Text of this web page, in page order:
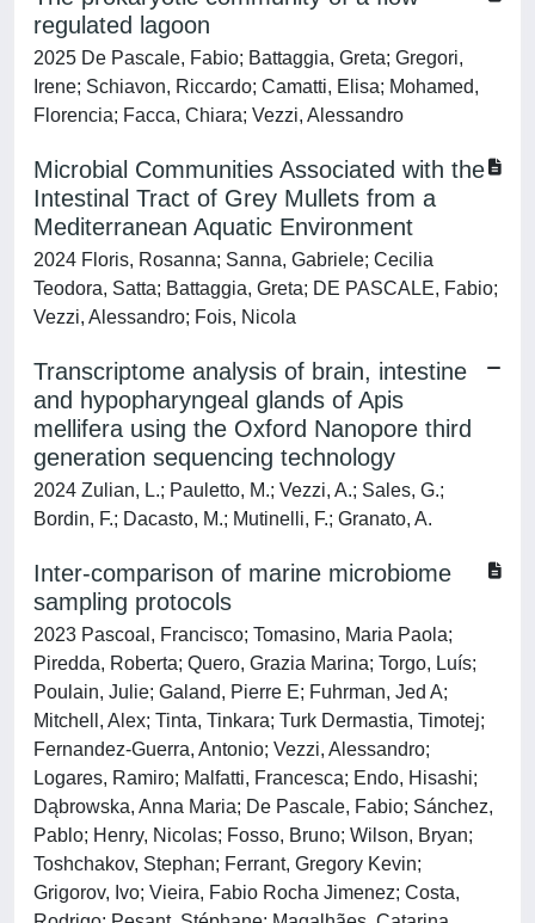
regulated lagoon
2025 De Pascale, Fabio; Battaggia, Greta; Gregori,
Irene; Schiavon, Riccardo; Camatti, Elisa; Mohamed,
Florencia; Facca, Chiara; Vezzi, Alessandro
Microbial Communities Associated with the
Intestinal Tract of Grey Mullets from a
Mediterranean Aquatic Environment
2024 Floris, Rosanna; Sanna, Gabriele; Cecilia
Teodora, Satta; Battaggia, Greta; DE PASCALE, Fabio;
Vezzi, Alessandro; Fois, Nicola
Transcriptome analysis of brain, intestine
and hypopharyngeal glands of Apis
mellifera using the Oxford Nanopore third
generation sequencing technology
2024 Zulian, L.; Pauletto, M.; Vezzi, A.; Sales, G.;
Bordin, F.; Dacasto, M.; Mutinelli, F.; Granato, A.
Inter-comparison of marine microbiome
sampling protocols
2023 Pascoal, Francisco; Tomasino, Maria Paola;
Piredda, Roberta; Quero, Grazia Marina; Torgo, Luís;
Poulain, Julie; Galand, Pierre E; Fuhrman, Jed A;
Mitchell, Alex; Tinta, Tinkara; Turk Dermastia, Timotej;
Fernandez-Guerra, Antonio; Vezzi, Alessandro;
Logares, Ramiro; Malfatti, Francesca; Endo, Hisashi;
Dąbrowska, Anna Maria; De Pascale, Fabio; Sánchez,
Pablo; Henry, Nicolas; Fosso, Bruno; Wilson, Bryan;
Toshchakov, Stephan; Ferrant, Gregory Kevin;
Grigorov, Ivo; Vieira, Fabio Rocha Jimenez; Costa,